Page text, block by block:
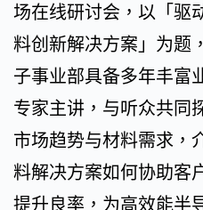
场在线研讨会，以「驱
料创新解决方案」为题
子事业部具备多年丰富
专家主讲，与听众共同
市场趋势与材料需求，
料解决方案如何协助客
提升良率，为高效能半